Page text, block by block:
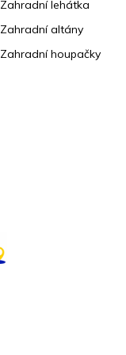
Zahradní lehátka
Zahradní altány
Zahradní houpačky